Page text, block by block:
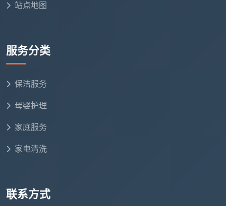
站点地图
服务分类
保洁服务
母婴护理
家庭服务
家电清洗
联系方式